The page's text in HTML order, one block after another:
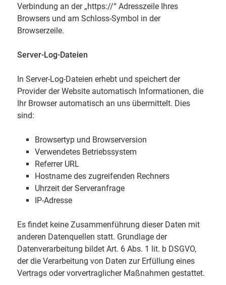
Verbindung an der „https://“ Adresszeile Ihres
Browsers und am Schloss-Symbol in der
Browserzeile.
Server-Log-Dateien
In Server-Log-Dateien erhebt und speichert der
Provider der Website automatisch Informationen, die
Ihr Browser automatisch an uns übermittelt. Dies
sind:
Browsertyp und Browserversion
Verwendetes Betriebssystem
Referrer URL
Hostname des zugreifenden Rechners
Uhrzeit der Serveranfrage
IP-Adresse
Es findet keine Zusammenführung dieser Daten mit
anderen Datenquellen statt. Grundlage der
Datenverarbeitung bildet Art. 6 Abs. 1 lit. b DSGVO,
der die Verarbeitung von Daten zur Erfüllung eines
Vertrags oder vorvertraglicher Maßnahmen gestattet.